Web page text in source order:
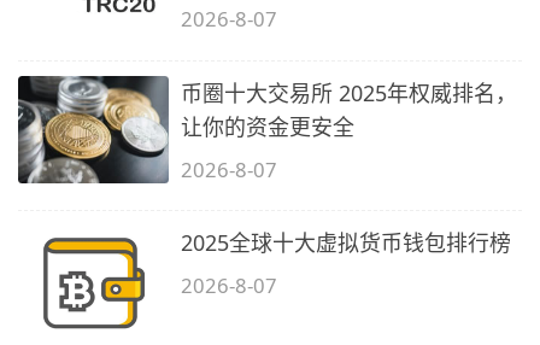
2026-8-07
币圈十大交易所 2025年权威排名，
让你的资金更安全
2026-8-07
2025全球十大虚拟货币钱包排行榜
2026-8-07